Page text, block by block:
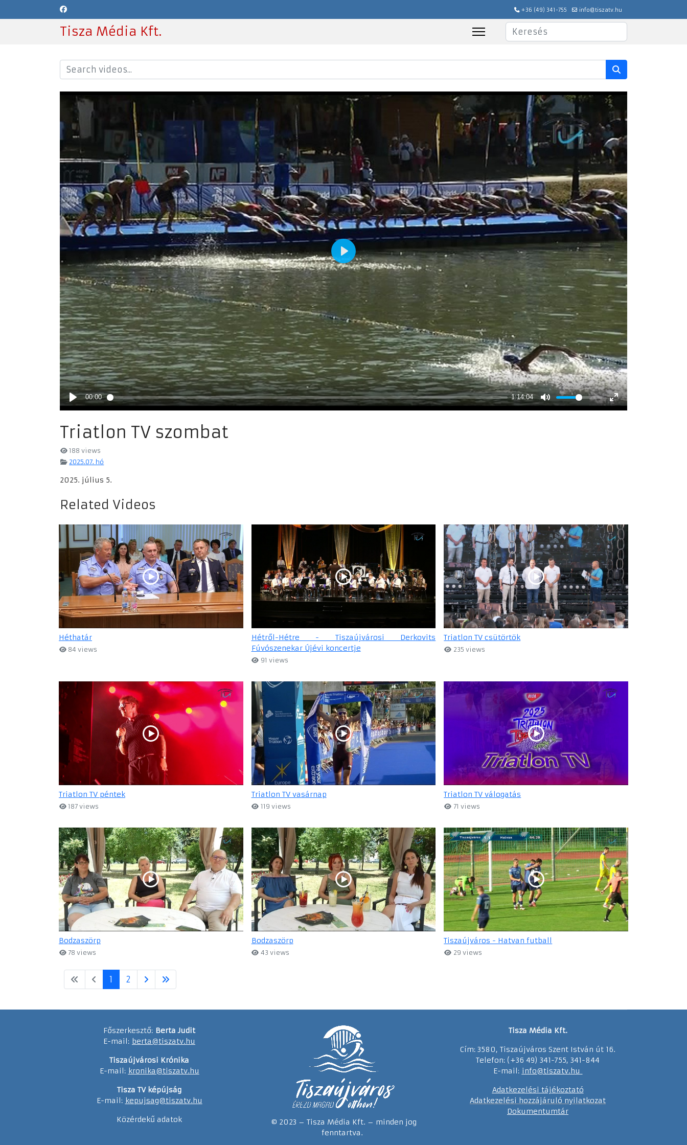
+36 (49) 341-755 info@tiszatv.hu
Tisza Média Kft. Keresés
Triatlon TV szombat
188 views
2025.07. hó
2025. július 5.
Related Videos
Héthatár
84 views
Hétről-Hétre - Tiszaújvárosi Derkovits
Fúvószenekar Újévi koncertje
91 views
Triatlon TV csütörtök
235 views
Triatlon TV péntek
187 views
Triatlon TV vasárnap
119 views
Triatlon TV válogatás
71 views
Bodzaszörp
78 views
Bodzaszörp
43 views
Tiszaújváros - Hatvan futball
29 views
1 2
Főszerkesztő: Berta Judit
E-mail: berta@tiszatv.hu
Tiszaújvárosi Krónika
E-mail: kronika@tiszatv.hu
Tisza TV képújság
E-mail: kepujsag@tiszatv.hu
Közérdekű adatok
© 2023 – Tisza Média Kft. – minden jog
fenntartva.
Tisza Média Kft.
Cím: 3580, Tiszaújváros Szent István út 16.
Telefon: (+36 49) 341-755, 341-844
E-mail: info@tiszatv.hu
Adatkezelési tájékoztató
Adatkezelési hozzájáruló nyilatkozat
Dokumentumtár